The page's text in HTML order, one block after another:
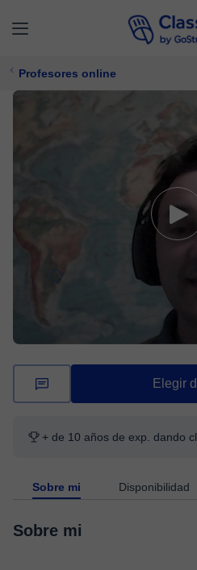
Profesores online
Ofrece prueba gratuita
Elegir
+ de 10 años de exp. dando
Sobre mi Disponibilidad
Sobre mi